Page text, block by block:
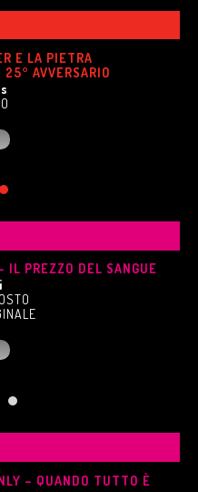
E LA PIETRA
25° AVVERSARIO
IL PREZZO DEL SANGUE
– QUANDO TUTTO È